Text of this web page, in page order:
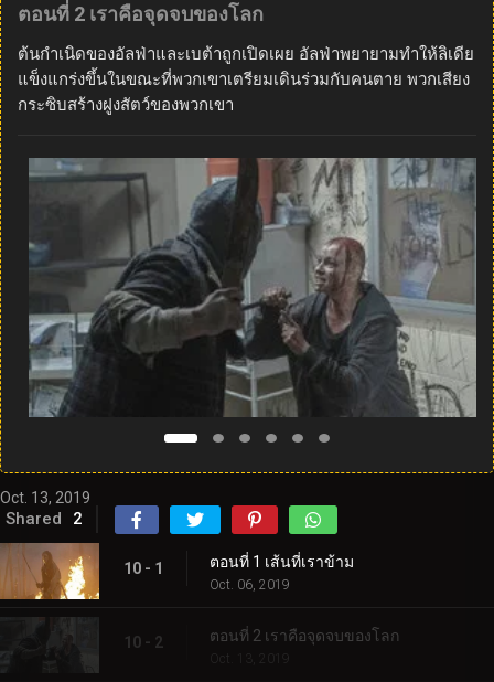
ตอนที่ 2 เราคือจุดจบของโลก
ต้นกำเนิดของอัลฟ่าและเบต้าถูกเปิดเผย อัลฟ่าพยายามทำให้ลิเดีย
แข็งแกร่งขึ้นในขณะที่พวกเขาเตรียมเดินร่วมกับคนตาย พวกเสียง
กระซิบสร้างฝูงสัตว์ของพวกเขา
Oct. 13, 2019
Shared 2
10 - 1 ตอนที่ 1 เส้นที่เราข้าม
Oct. 06, 2019
10 - 2 ตอนที่ 2 เราคือจุดจบของโลก
Oct. 13, 2019